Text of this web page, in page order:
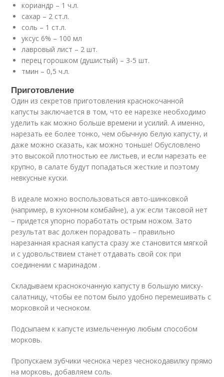
кориандр – 1 ч.л.
сахар – 2 ст.л.
соль – 1 ст.л.
уксус 6% – 100 мл
лавровый лист – 2 шт.
перец горошком (душистый) – 3-5 шт.
тмин – 0,5 ч.л.
Приготовление
Один из секретов приготовления краснокочанной
капусты заключается в том, что ее нарезке необходимо
уделить как можно больше времени и усилий. А именно,
нарезать ее более тонко, чем обычную белую капусту, и
даже можно сказать, как можно тоньше! Обусловлено
это высокой плотностью ее листьев, и если нарезать ее
крупно, в салате будут попадаться жесткие и поэтому
невкусные куски.
В идеале можно воспользоваться авто-шинковкой
(например, в кухонном комбайне), а уж если таковой нет
– придется упорно поработать острым ножом. Зато
результат вас должен порадовать – правильно
нарезанная красная капуста сразу же становится мягкой
и с удовольствием станет отдавать свой сок при
соединении с маринадом .
Складываем краснокочанную капусту в большую миску-
салатницу, чтобы ее потом было удобно перемешивать с
морковкой и чесноком.
Подсыпаем к капусте измельченную любым способом
морковь.
Пропускаем зубчики чеснока через чеснокодавилку прямо
на морковь, добавляем соль.